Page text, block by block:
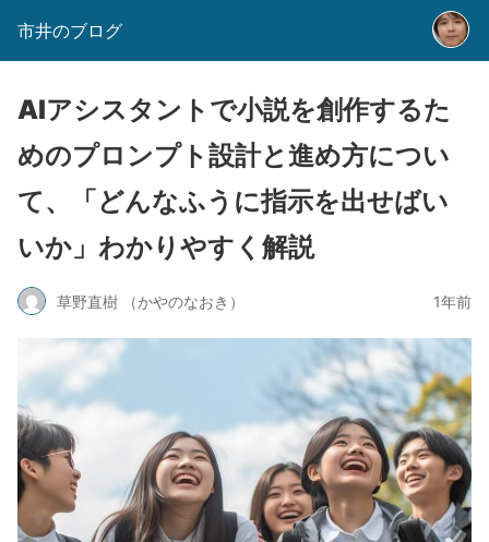
市井のブログ
AIアシスタントで小説を創作するた
めのプロンプト設計と進め方につい
て、「どんなふうに指示を出せばい
いか」わかりやすく解説
草野直樹 （かやのなおき） 1年前